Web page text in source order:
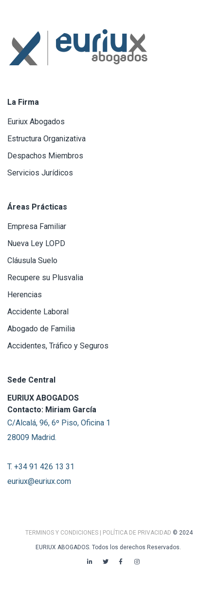
La Firma
Euriux Abogados
Estructura Organizativa
Despachos Miembros
Servicios Jurídicos
Áreas Prácticas
Empresa Familiar
Nueva Ley LOPD
Cláusula Suelo
Recupere su Plusvalia
Herencias
Accidente Laboral
Abogado de Familia
Accidentes, Tráfico y Seguros
Sede Central
EURIUX ABOGADOS
Contacto: Miriam García
C/Alcalá, 96, 6º Piso, Oficina 1
28009 Madrid.
T. +34 91 426 13 31
euriux@euriux.com
TERMINOS Y CONDICIONES | POLÍTICA DE PRIVACIDAD © 2024
EURIUX ABOGADOS. Todos los derechos Reservados.